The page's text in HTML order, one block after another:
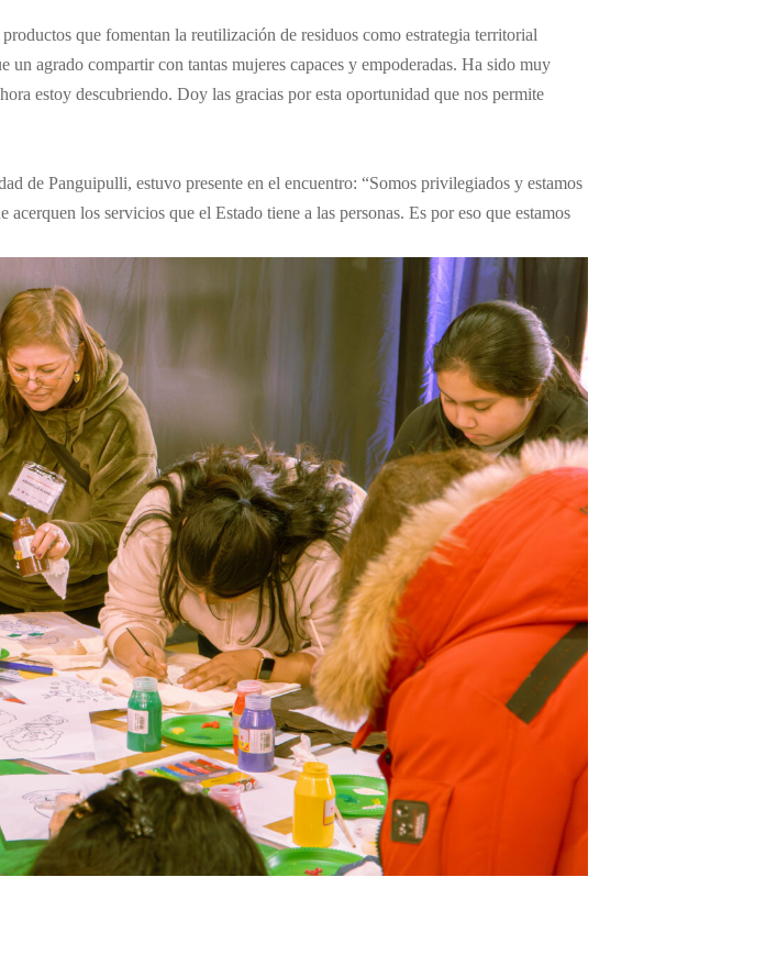
que fomentan la reutilización de residuos como estrategia territorial
un agrado compartir con tantas mujeres capaces y empoderadas. Ha sido muy
estoy descubriendo. Doy las gracias por esta oportunidad que nos permite
de Panguipulli, estuvo presente en el encuentro: “Somos privilegiados y estamos
los servicios que el Estado tiene a las personas. Es por eso que estamos